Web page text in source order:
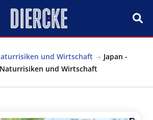
und Wirtschaft
Japan -
und Wirtschaft